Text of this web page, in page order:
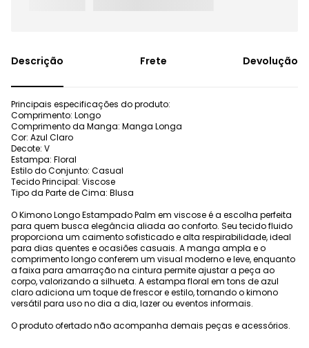
Frete Devolução
Principais especificações do produto:
Comprimento: Longo
Comprimento da Manga: Manga Longa
Cor: Azul Claro
Decote: V
Estampa: Floral
Estilo do Conjunto: Casual
Tecido Principal: Viscose
Tipo da Parte de Cima: Blusa
O Kimono Longo Estampado Palm em viscose é a escolha perfeita
para quem busca elegância aliada ao conforto. Seu tecido fluido
proporciona um caimento sofisticado e alta respirabilidade, ideal
para dias quentes e ocasiões casuais. A manga ampla e o
comprimento longo conferem um visual moderno e leve, enquanto
a faixa para amarração na cintura permite ajustar a peça ao
corpo, valorizando a silhueta. A estampa floral em tons de azul
claro adiciona um toque de frescor e estilo, tornando o kimono
versátil para uso no dia a dia, lazer ou eventos informais.
O produto ofertado não acompanha demais peças e acessórios.